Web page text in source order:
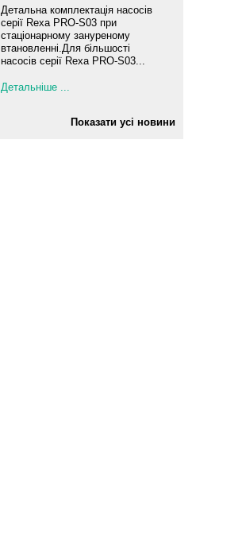
Детальна комплектація насосів
серії Rexa PRO-S03 при
стаціонарному зануреному
втановленні.Для більшості
насосів серії Rexa PRO-S03...
Детальніше ...
Показати усі новини